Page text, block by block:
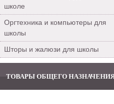
школе
Оргтехника и компьютеры для
школы
Шторы и жалюзи для школы
ТОВАРЫ ОБЩЕГО